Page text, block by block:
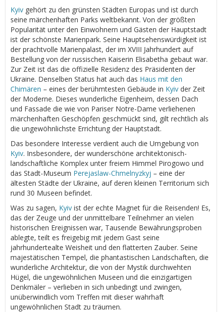
Kyiv gehört zu den grünsten Städten Europas und ist durch
seine märchenhaften Parks weltbekannt. Von der größten
Popularität unter den Einwohnern und Gästen der Hauptstadt
ist der schönste Marienpark. Seine Hauptsehenswürdigkeit ist
der prachtvolle Marienpalast, der im XVIII Jahrhundert auf
Bestellung von der russischen Kaiserin Elisabetha gebaut war.
Zur Zeit ist das die offizielle Residenz des Präsidenten der
Ukraine. Denselben Status hat auch das Haus mit den
Chimären – eines der berühmtesten Gebäude in Kyiv der Zeit
der Moderne. Dieses wunderliche Eigenheim, dessen Dach
und Fassade die wie von Pariser Notre-Dame verliehenen
märchenhaften Geschöpfen geschmückt sind, gilt rechtlich als
die ungewöhnlichste Errichtung der Hauptstadt.
Das besondere Interesse verdient auch die Umgebung von
Kyiv. Insbesondere, der wunderschöne architektonisch-
landschaftliche Komplex unter freiem Himmel Pirogowo und
das Stadt-Museum Perejaslaw-Chmelnyzkyj – eine der
ältesten Städte der Ukraine, auf deren kleinen Territorium sich
rund 30 Museen befindet.
Was zu sagen, Kyiv ist der echte Magnet für die Reisenden! Es,
das der Zeuge und der unmittelbare Teilnehmer an vielen
historischen Ereignissen war, Tausende Bewährungsproben
ablegte, teilt es freigebig mit jedem Gast seine
jahrhundertealte Weisheit und den flatterten Zauber. Seine
majestätischen Tempel, die phantastischen Landschaften, die
wunderliche Architektur, die von der Mystik durchwehten
Hügel, die ungewöhnlichen Museen und die einzigartigen
Denkmäler – verlieben in sich unbedingt und zwingen,
unüberwindlich vom Treffen mit dieser wahrhaft
ungewöhnlichen Stadt zu träumen.